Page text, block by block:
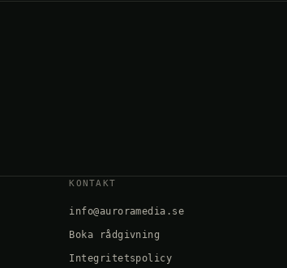
KONTAKT
info@auroramedia.se
Boka rådgivning
Integritetspolicy